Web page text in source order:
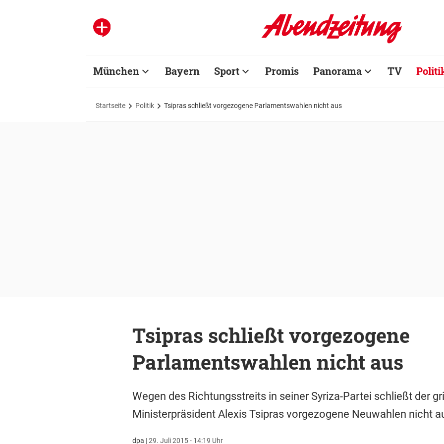
München Bayern Sport Promis Panorama TV
Startseite Politik Tsipras schließt vorgezogene Parlamentswahlen nicht aus
Tsipras schließt vorgezogene
Parlamentswahlen nicht aus
Wegen des Richtungsstreits in seiner Syriza-Partei schließt der
Ministerpräsident Alexis Tsipras vorgezogene Neuwahlen nicht
dpa |29. Juli 2015 - 14:19 Uhr